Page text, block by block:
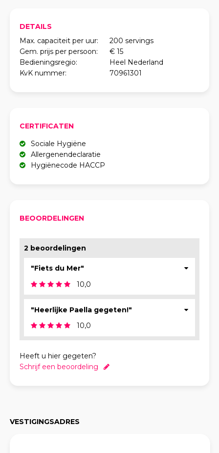
DETAILS
Max. capaciteit per uur:
200 servings
Gem. prijs per persoon:
€ 15
Bedieningsregio:
Heel Nederland
KvK nummer:
70961301
CERTIFICATEN
Sociale Hygiëne
Allergenendeclaratie
Hygiënecode HACCP
BEOORDELINGEN
2 beoordelingen
"Fiets du Mer"
10,0
"Heerlijke Paella gegeten!"
10,0
Heeft u hier gegeten?
Schrijf een beoordeling
VESTIGINGSADRES